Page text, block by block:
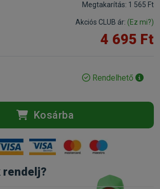
Megtakarítás: 1 565 Ft
Akciós CLUB ár: (Ez mi?)
4 695 Ft
Rendelhető
Kosárba
rendelj?